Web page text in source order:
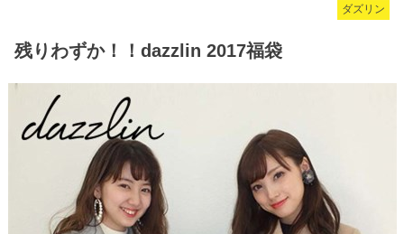
ダズリン
残りわずか！！dazzlin 2017福袋